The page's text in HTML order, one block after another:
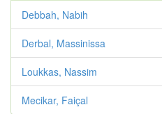
Debbah, Nabih
Derbal, Massinissa
Loukkas, Nassim
Mecikar, Faiçal